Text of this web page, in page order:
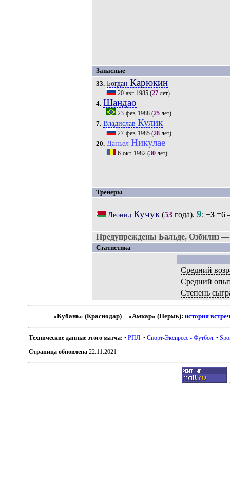
Запасные
33. Богдан Карюкин
20-авг-1985(27лет).
4. Шандао
23-фев-1988(25лет).
7. Владислав Кулик
27-фев-1985(28лет).
20. Даньел Никулае
6-окт-1982(30лет).
Тренеры
Леонид Кучук(53года). 9: +3=6
Предупреждены Бальде, Озбилиз
Статистика
Средний
Средний
Степень
«Кубань» (Краснодар) – «Амкар» (Пермь):история
Технические данные этого матча: •РПЛ . •Спорт-Экспресс - Футбол . •
Страница обновлена 22.11.2021